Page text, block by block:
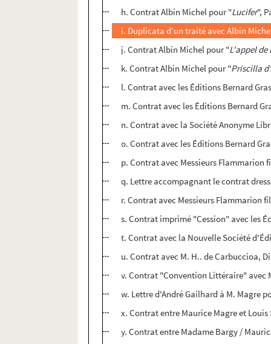
h. Contrat Albin Michel pour "Lucifer",
i. Duplicata d'un traité avec Albin
j. Contrat Albin Michel pour "L'appel de
k. Contrat Albin Michel pour "Priscilla
l. Contrat avec les Éditions Bernard
m. Contrat avec les Éditions Bernard
n. Contrat avec la Société Anonyme
o. Contrat avec les Éditions Bernard
p. Contrat avec Messieurs Flammarion
q. Lettre accompagnant le contrat
r. Contrat avec Messieurs Flammarion
s. Contrat imprimé "Cession" avec les
t. Contrat avec la Nouvelle Société
u. Contrat avec M. H.. de Carbuccioa,
v. Contrat "Convention Littéraire"
w. Lettre d'André Gailhard à M. Magre
x. Contrat entre Maurice Magre et
y. Contrat entre Madame Bargy /